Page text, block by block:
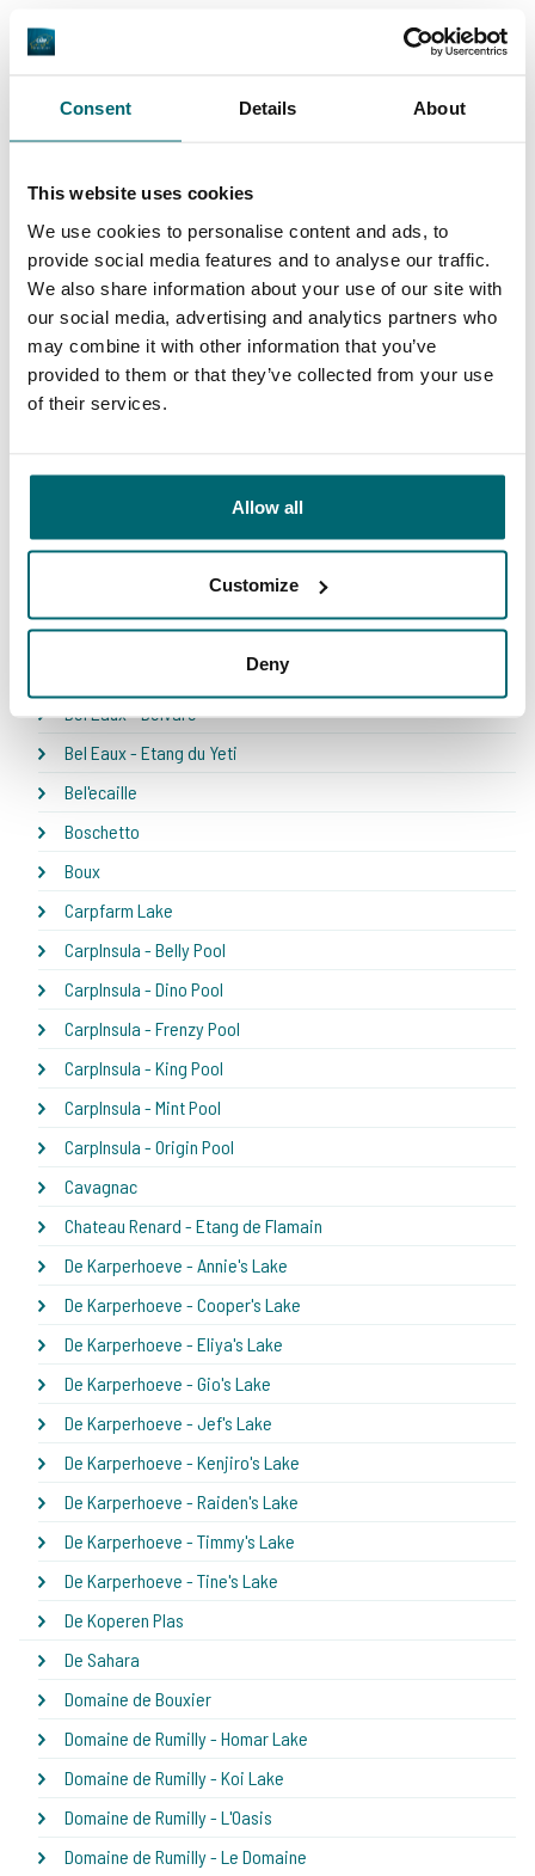
Consent Details About
This website uses cookies
We use cookies to personalise content and ads, to
provide social media features and to analyse our traffic.
We also share information about your use of our site with
our social media, advertising and analytics partners who
may combine it with other information that you’ve
provided to them or that they’ve collected from your use
of their services.
Allow all
Customize
Deny
Deze karpermerken gingen u al
voor!
1 3 4 8
Ons aanbod
* NEW * Karperdroom - Artjeswiel
* NEW * Karperdroom - Extreme
Bel Eaux - Belforet
Bel Eaux - Belvare
Bel Eaux - Etang du Yeti
Bel'ecaille
Boschetto
Boux
Carpfarm Lake
CarpInsula - Belly Pool
CarpInsula - Dino Pool
CarpInsula - Frenzy Pool
CarpInsula - King Pool
CarpInsula - Mint Pool
CarpInsula - Origin Pool
Cavagnac
Chateau Renard - Etang de Flamain
De Karperhoeve - Annie's Lake
De Karperhoeve - Cooper's Lake
De Karperhoeve - Eliya's Lake
De Karperhoeve - Gio's Lake
De Karperhoeve - Jef's Lake
De Karperhoeve - Kenjiro's Lake
De Karperhoeve - Raiden's Lake
De Karperhoeve - Timmy's Lake
De Karperhoeve - Tine's Lake
De Koperen Plas
De Sahara
Domaine de Bouxier
Domaine de Rumilly - Homar Lake
Domaine de Rumilly - Koi Lake
Domaine de Rumilly - L'Oasis
Domaine de Rumilly - Le Domaine